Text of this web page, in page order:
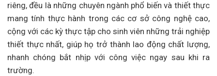
riêng, đều là những chuyên ngành phổ biến và thiết thực
mang tính thực hành trong các cơ sở công nghệ cao,
cộng với các kỳ thực tập cho sinh viên những trải nghiệp
thiết thực nhất, giúp họ trở thành lao động chất lượng,
nhanh chóng bắt nhịp với công việc ngay sau khi ra
trường.